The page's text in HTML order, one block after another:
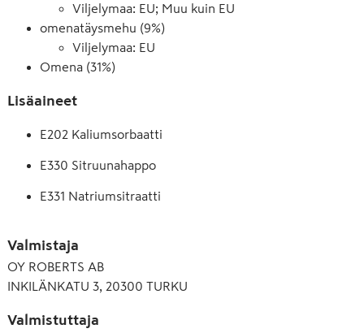
Viljelymaa: EU; Muu kuin EU
omenatäysmehu (9%)
Viljelymaa: EU
Omena (31%)
Lisäaineet
E202 Kaliumsorbaatti
E330 Sitruunahappo
E331 Natriumsitraatti
E401 Natriumalginaatti
E440 Pektiini
Valmistaja
OY ROBERTS AB
INKILÄNKATU 3, 20300 TURKU
Valmistuttaja